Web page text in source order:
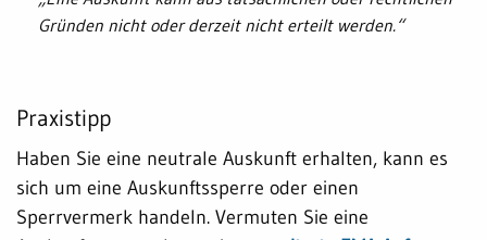
Gründen nicht oder derzeit nicht erteilt werden.“
Praxistipp
Haben Sie eine neutrale Auskunft erhalten, kann es
sich um eine Auskunftssperre oder einen
Sperrvermerk handeln. Vermuten Sie eine